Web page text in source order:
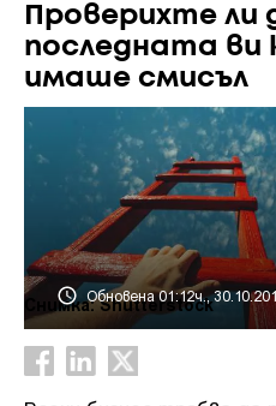
Проверихте ли
последната ви
имаше смисъл
Обновена 01:12ч.,
Снимка: Shutterstock